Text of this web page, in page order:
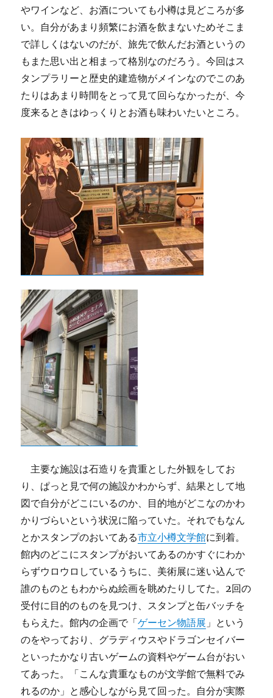
やワインなど、お酒についても小樽は見どころが多
い。自分があまり頻繁にお酒を飲まないためそこま
で詳しくはないのだが、旅先で飲んだお酒というの
もまた思い出と相まって格別なのだろう。今回はス
タンプラリーと歴史的建造物がメインなのでこのあ
たりはあまり時間をとって見て回らなかったが、今
度来るときはゆっくりとお酒も味わいたいところ。
主要な施設は石造りを貴重とした外観をしてお
り、ぱっと見で何の施設かわからず、結果として地
図で自分がどこにいるのか、目的地がどこなのかわ
かりづらいという状況に陥っていた。それでもなん
とかスタンプのおいてある市立小樽文学館に到着。
館内のどこにスタンプがおいてあるのかすぐにわか
らずウロウロしているうちに、美術展に迷い込んで
誰のものともわからぬ絵画を眺めたりしてた。2回の
受付に目的のものを見つけ、スタンプと缶バッチを
もらえた。館内の企画で「ゲーセン物語展 」という
のをやっており、グラディウスやドラゴンセイバー
といったかなり古いゲームの資料やゲーム台がおい
てあった。「こんな貴重なものが文学館で無料でみ
れるのか」と感心しながら見て回った。自分が実際